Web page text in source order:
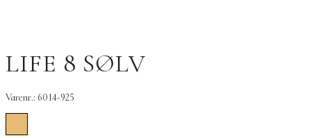
LIFE 8 SØLV
Varenr.: 6014-925